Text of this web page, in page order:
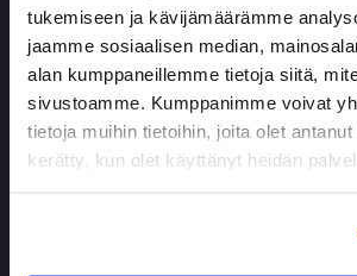
tukemiseen ja kävijämäärämme
jaamme sosiaalisen median,
alan kumppaneillemme tietoja siitä,
sivustoamme. Kumppanimme voivat
tietoja muihin tietoihin, joita olet
kerätty, kun olet käyttänyt heidän
Litmanen
Liperi,Ylämylly
Kuntosali (24/7)